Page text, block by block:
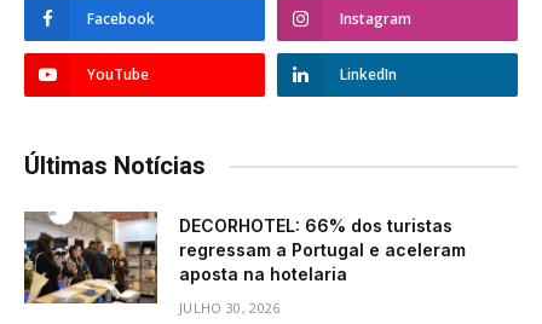
Facebook Instagram
YouTube LinkedIn
Últimas Notícias
DECORHOTEL: 66% dos turistas
regressam a Portugal e aceleram
aposta na hotelaria
JULHO 30, 2026